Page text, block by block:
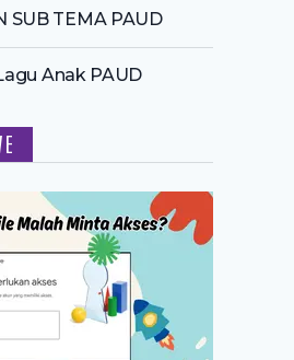
SUB TEMA PAUD
Anak PAUD